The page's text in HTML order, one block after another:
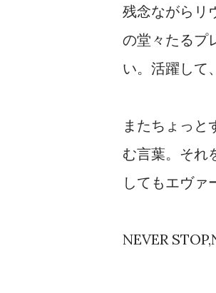
残念ながらリ
の堂々たるプ
い。活躍して
またちょっと
む言葉。それ
してもエヴァ
NEVER